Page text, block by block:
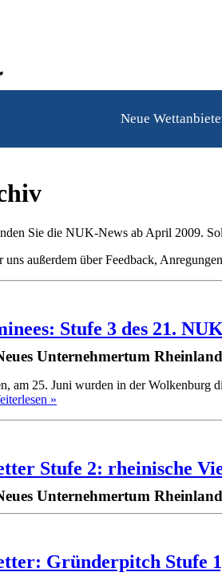
Neue
Sie die NUK-News ab April 2009.
außerdem über Feedback,
Stufe 3 des 21.
Unternehmertum
am 25. Juni wurden in der
»
Stufe 2: rheinische
Unternehmertum
Gründerpitch Stufe